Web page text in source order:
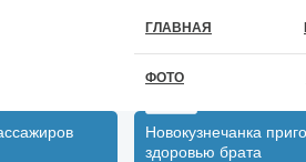
ГЛАВНАЯ
ФОТО
Новокузнечанка
здоровью брата